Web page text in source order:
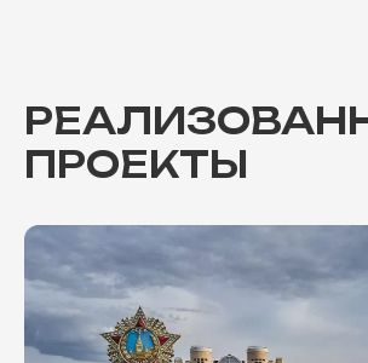
ПРОЕКТЫ